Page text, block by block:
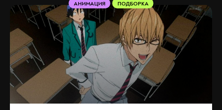
АНИМАЦИЯ ПОДБОРКА